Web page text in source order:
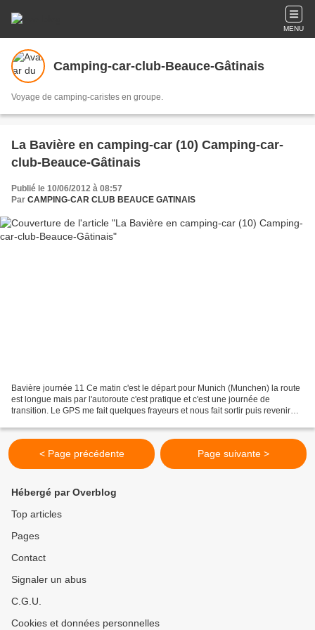
MENU
Camping-car-club-Beauce-Gâtinais
Voyage de camping-caristes en groupe.
La Bavière en camping-car (10) Camping-car-
club-Beauce-Gâtinais
Publié le 10/06/2012 à 08:57
Par CAMPING-CAR CLUB BEAUCE GATINAIS
Bavière journée 11 Ce matin c'est le départ pour Munich (Munchen) la route
est longue mais par l'autoroute c'est pratique et c'est une journée de
transition. Le GPS me fait quelques frayeurs et nous fait sortir puis revenir
< Page précédente Page suivante >
Hébergé par Overblog
Top articles
Pages
Contact
Signaler un abus
C.G.U.
Cookies et données personnelles